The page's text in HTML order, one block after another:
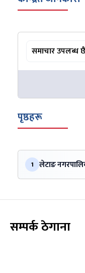
समाचार उपलब्ध
पृष्ठहरू
1 लेटाङ
सम्पर्क ठेगाना